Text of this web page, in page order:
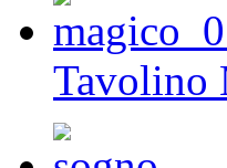
Tavolino